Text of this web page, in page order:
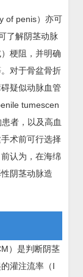
of penis）亦可
了解阴茎动脉
梗阻，并明确
对于骨盆骨折
疑似动脉血管
tumescen
者，以及高血
术前可行选择
认为，在海绵
阴茎动脉造
）是判断阴茎
灌注流率（I